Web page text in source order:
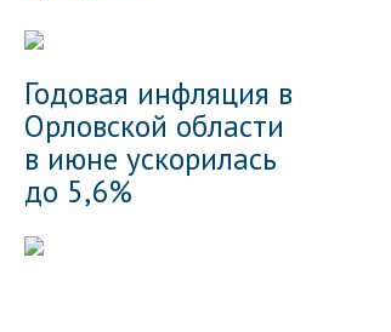
Годовая инфляция в
Орловской области
в июне ускорилась
до 5,6%